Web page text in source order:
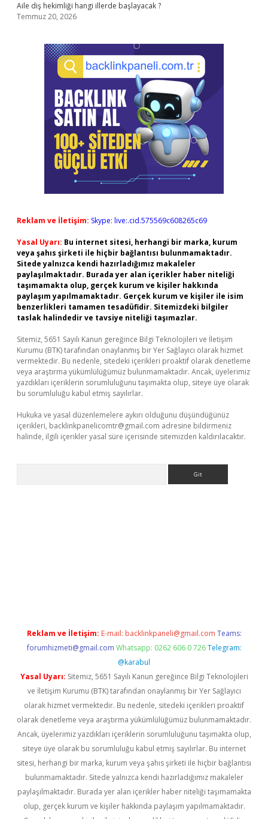
Aile diş hekimliği hangi illerde başlayacak ?
Temmuz 20, 2026
Reklam ve İletişim: Skype: live:.cid.575569c608265c69
Yasal Uyarı: Bu internet sitesi, herhangi bir marka, kurum
veya şahıs şirketi ile hiçbir bağlantısı bulunmamaktadır.
Sitede yalnızca kendi hazırladığımız makaleler
paylaşılmaktadır. Burada yer alan içerikler haber niteliği
taşımamakta olup, gerçek kurum ve kişiler hakkında
paylaşım yapılmamaktadır. Gerçek kurum ve kişiler ile isim
benzerlikleri tamamen tesadüfidir. Sitemizdeki bilgiler
taslak halindedir ve tavsiye niteliği taşımazlar.
Sitemiz, 5651 Sayılı Kanun gereğince Bilgi Teknolojileri ve İletişim
Kurumu (BTK) tarafından onaylanmış bir Yer Sağlayıcı olarak hizmet
vermektedir. Bu nedenle, sitedeki içerikleri proaktif olarak denetleme
veya araştırma yükümlülüğümüz bulunmamaktadır. Ancak, üyelerimiz
yazdıkları içeriklerin sorumluluğunu taşımakta olup, siteye üye olarak
bu sorumluluğu kabul etmiş sayılırlar.
Hukuka ve yasal düzenlemelere aykırı olduğunu düşündüğünüz
içerikleri, backlinkpanelicomtr@gmail.com adresine bildirmeniz
halinde, ilgili içerikler yasal süre içerisinde sitemizden kaldırılacaktır.
Reklam ve İletişim: E-mail: backlinkpaneli@gmail.com Teams:
forumhizmeti@gmail.com Whatsapp: 0262 606 0 726 Telegram:
@karabul
Yasal Uyarı: Sitemiz, 5651 Sayılı Kanun gereğince Bilgi Teknolojileri
ve İletişim Kurumu (BTK) tarafından onaylanmış bir Yer Sağlayıcı
olarak hizmet vermektedir. Bu nedenle, sitedeki içerikleri proaktif
olarak denetleme veya araştırma yükümlülüğümüz bulunmamaktadır.
Ancak, üyelerimiz yazdıkları içeriklerin sorumluluğunu taşımakta olup,
siteye üye olarak bu sorumluluğu kabul etmiş sayılırlar. Bu internet
sitesi, herhangi bir marka, kurum veya şahıs şirketi ile hiçbir bağlantısı
bulunmamaktadır. Sitede yalnızca kendi hazırladığımız makaleler
paylaşılmaktadır. Burada yer alan içerikler haber niteliği taşımamakta
olup, gerçek kurum ve kişiler hakkında paylaşım yapılmamaktadır.